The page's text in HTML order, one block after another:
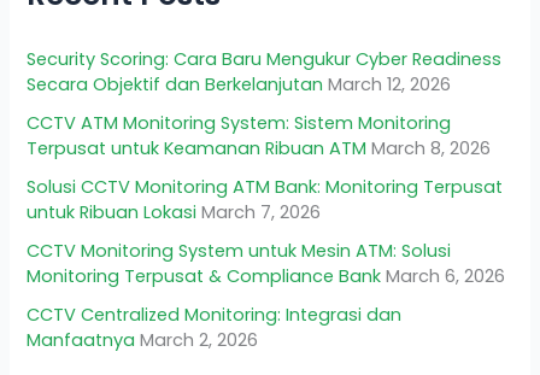
Security Scoring: Cara Baru Mengukur Cyber Readiness
Secara Objektif dan Berkelanjutan March 12, 2026
CCTV ATM Monitoring System: Sistem Monitoring
Terpusat untuk Keamanan Ribuan ATM March 8, 2026
Solusi CCTV Monitoring ATM Bank: Monitoring Terpusat
untuk Ribuan Lokasi March 7, 2026
CCTV Monitoring System untuk Mesin ATM: Solusi
Monitoring Terpusat & Compliance Bank March 6, 2026
CCTV Centralized Monitoring: Integrasi dan
Manfaatnya March 2, 2026